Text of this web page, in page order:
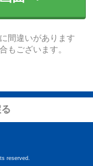
間違いがあります
もございます。
reserved.